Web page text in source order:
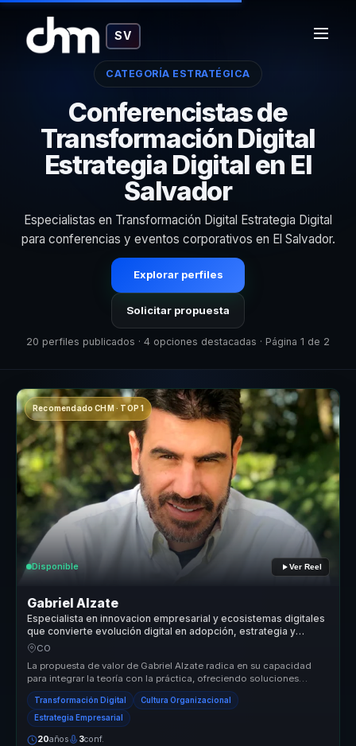
SV
CATEGORÍA ESTRATÉGICA
Conferencistas de
Transformación Digital
Estrategia Digital en El
Salvador
Especialistas en Transformación Digital Estrategia Digital
para conferencias y eventos corporativos en El Salvador.
Explorar perfiles
Solicitar propuesta
20 perfiles publicados · 4 opciones destacadas · Página 1 de 2
Recomendado CHM · TOP 1
Disponible Ver Reel
Gabriel Alzate
Especialista en innovacion empresarial y ecosistemas digitales
que convierte evolución digital en adopción, estrategia y
ventaja competitiva para empresas.
CO
La propuesta de valor de Gabriel Alzate radica en su capacidad
para integrar la teoría con la práctica, ofreciendo soluciones
digitales q...
Transformación Digital Cultura Organizacional
Estrategia Empresarial
20años 3conf.